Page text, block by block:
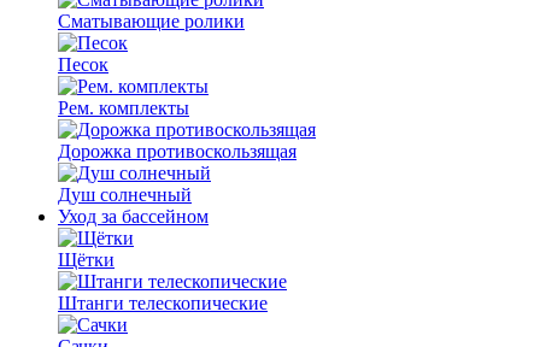
Сматывающие ролики
Песок
Рем. комплекты
Дорожка противоскользящая
Душ солнечный
Уход за бассейном
Щётки
Штанги телескопические